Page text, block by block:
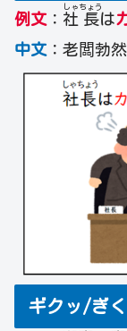
例文 ： 社
しゃ
長
ちょう
は
中文 ：老闆勃
ギクッ/ぎく